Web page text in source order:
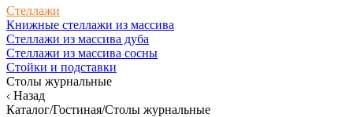
Стеллажи
Книжные стеллажи из массива
Стеллажи из массива дуба
Стеллажи из массива сосны
Стойки и подставки
Столы журнальные
Назад
Каталог/Гостиная/Столы журнальные